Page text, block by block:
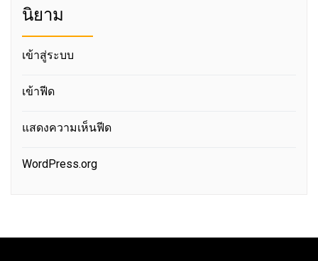
นิยาม
เข้าสู่ระบบ
เข้าฟีด
แสดงความเห็นฟีด
WordPress.org